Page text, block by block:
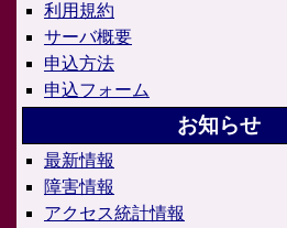
利用規約
サーバ概要
申込方法
申込フォーム
お知らせ
最新情報
障害情報
アクセス統計情報